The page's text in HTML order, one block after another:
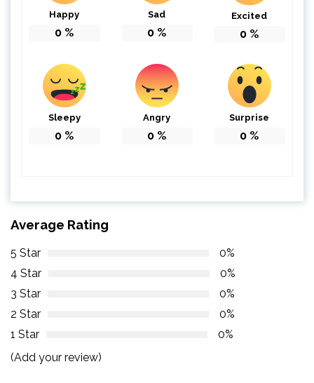
Happy
0 %
Sad
0 %
Excited
0 %
Sleepy
0 %
Angry
0 %
Surprise
0 %
Average Rating
5 Star
0%
4 Star
0%
3 Star
0%
2 Star
0%
1 Star
0%
(Add your review)